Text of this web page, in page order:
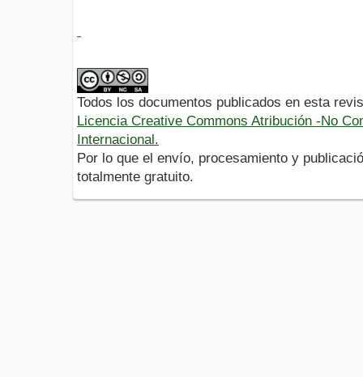
Todos los documentos publicados en esta
Licencia Creative Commons Atribución -No
Internacional.
Por lo que el envío, procesamiento y
totalmente gratuito.